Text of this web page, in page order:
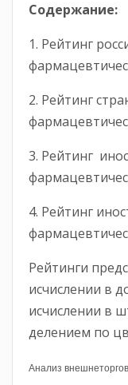
Содержание:
1. Рейтинг
2. Рейтинг
3. Рейтинг
4. Рейтинг
Рейтинги
исчислении в
исчислении в
делением по
Анализ